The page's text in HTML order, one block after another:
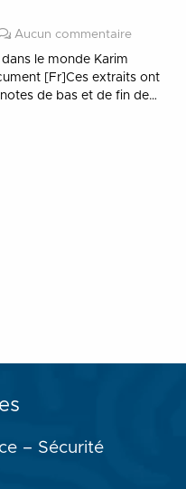
Aucun commentaire
le monde Karim
[Fr]Ces extraits ont
de bas et de fin de…
– Sécurité